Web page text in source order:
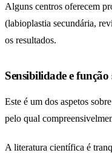
Alguns centros oferecem
(labioplastia secundária,
os resultados.
Sensibilidade e função
Este é um dos aspetos
pelo qual
A literatura científica é